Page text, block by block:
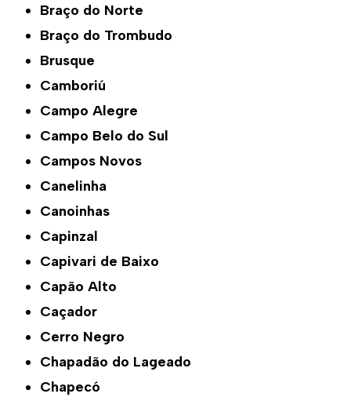
Braço do Norte
Braço do Trombudo
Brusque
Camboriú
Campo Alegre
Campo Belo do Sul
Campos Novos
Canelinha
Canoinhas
Capinzal
Capivari de Baixo
Capão Alto
Caçador
Cerro Negro
Chapadão do Lageado
Chapecó